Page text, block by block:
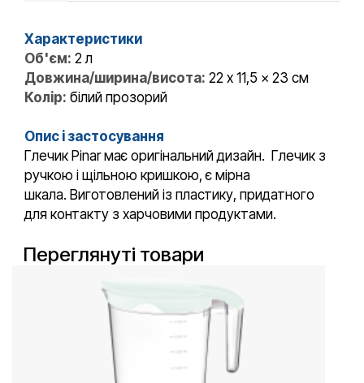
Характеристики
Об'єм: 2 л
Довжина/ширина/висота: 22 x 11,5 x 23 см
Колір: білий прозорий
Опис і застосування
Глечик Pinar має оригінальний дизайн. Глечик з
ручкою і щільною кришкою, є мірна
шкала. Виготовлений із пластику, придатного
для контакту з харчовими продуктами.
Переглянуті товари